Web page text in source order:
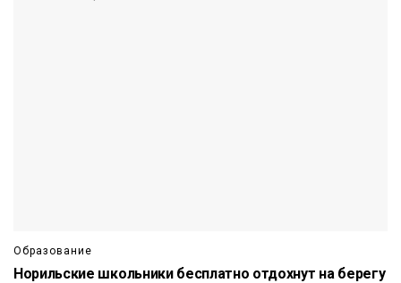
Образование
Норильские школьники бесплатно отдохнут на берегу